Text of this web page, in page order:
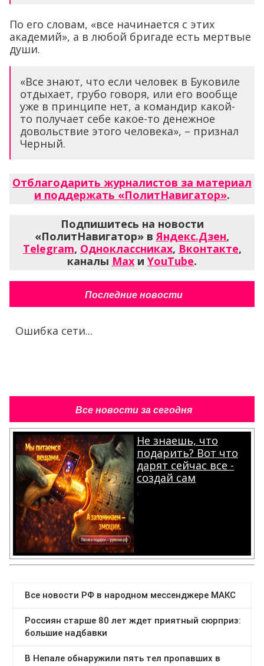
По его словам, «все начинается с этих
академий», а в любой бригаде есть мертвые
души.
«Все знают, что если человек в Буковиле
отдыхает, грубо говоря, или его вообще
уже в принципе нет, а командир какой-
то получает себе какое-то денежное
довольствие этого человека», – признал
Черный.
Отблагодарить журналистов за материал
и поддержать «ПолитНавигатор».
Подпишитесь на новости
«ПолитНавигатор» в Яндекс.Дзен,
Telegram, Одноклассниках, Вконтакте,
каналы Max и YouTube.
Последние новости
Ошибка сети...
Все новости за сегодня
Не знаешь, что
подарить? Вот что
дарят сейчас все -
создай сам
.